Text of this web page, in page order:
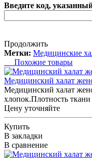
Введите код,
Продолжить
Метки: Медицинские
Похожие товары
Медицинский халат
Медицинский халат
хлопок.Плотность
Цену уточняйте
Купить
В закладки
В сравнение